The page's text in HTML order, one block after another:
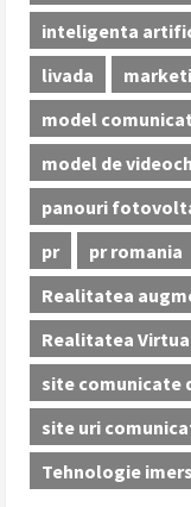
inteligenta
livada
model
model de
panouri
pr
pr romania
Realitatea
Realitatea
site comunicate
site uri
Tehnologie